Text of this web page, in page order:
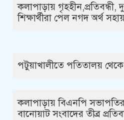
কলাপাড়ায় গৃহহীন,প্রতিবন্ধী,
শিক্ষার্থীরা পেল নগদ অর্থ
পটুয়াখালীতে পতিতালয়
কলাপাড়ায় বিএনপি সভাপতির
বানোয়াট সংবাদের তীব্র